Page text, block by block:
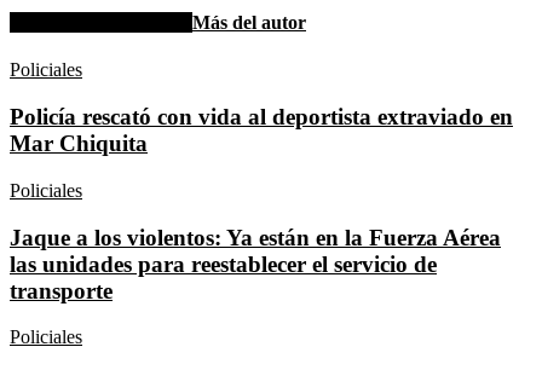
Más del autor
Policiales
Policía rescató con vida al deportista extraviado en
Mar Chiquita
Policiales
Jaque a los violentos: Ya están en la Fuerza Aérea
las unidades para reestablecer el servicio de
transporte
Policiales